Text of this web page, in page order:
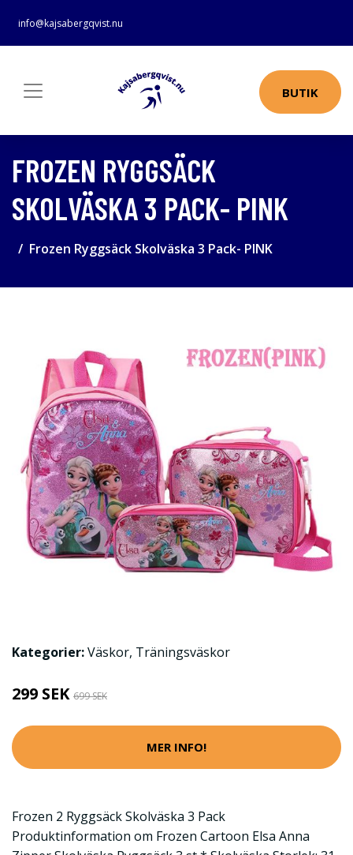
info@kajsabergqvist.nu
BUTIK
FROZEN RYGGSÄCK
SKOLVÄSKA 3 PACK- PINK
Frozen Ryggsäck Skolväska 3 Pack- PINK
Kategorier:Väskor, Träningsväskor
299 SEK 699 SEK
MER INFO!
Frozen 2 Ryggsäck Skolväska 3 Pack
Produktinformation om Frozen Cartoon Elsa Anna